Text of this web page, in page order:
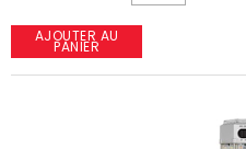
AJOUTER AU
PANIER